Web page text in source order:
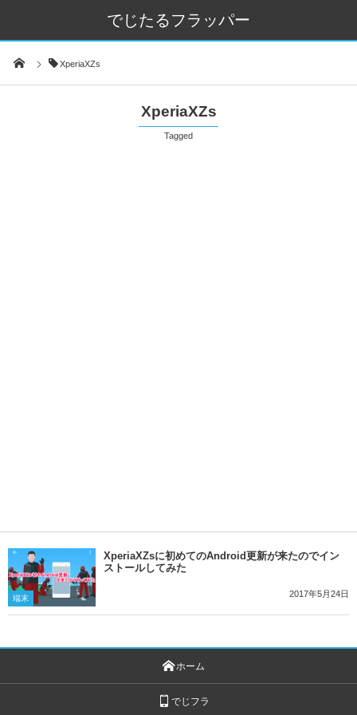
でじたるフラッパー
XperiaXZs
XperiaXZs
Tagged
端末
XperiaXZsに初めてのAndroid更新が来たのでイン
ストールしてみた
2017年5月24日
ホーム
でじフラ